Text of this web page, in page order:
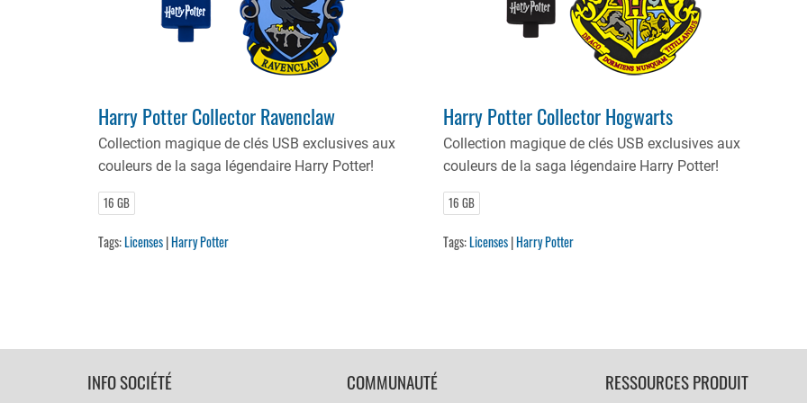
Harry Potter Collector Ravenclaw
Collection magique de clés USB exclusives aux
couleurs de la saga légendaire Harry Potter!
16 GB
Tags:Licenses|Harry Potter
Harry Potter Collector Hogwarts
Collection magique de clés USB exclusives aux
couleurs de la saga légendaire Harry Potter!
16 GB
Tags:Licenses|Harry Potter
FOOTER
INFO SOCIÉTÉ COMMUNAUTÉ RESSOURCES PRODUIT